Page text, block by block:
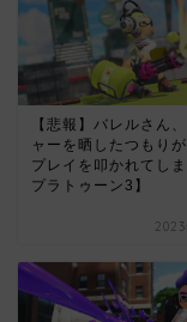
【悲報】バレルさん
ャーを晒したつもり
プレイを叩かれてし
プラトゥーン3】
2023